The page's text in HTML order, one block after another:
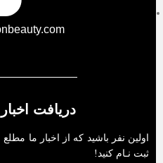
دریافت
اولین نفر باشید که از اخبار ما
ثبت نـام کنید!